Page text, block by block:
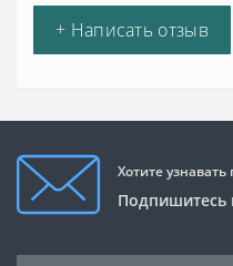
+ Написать отзыв
Хотите
Подпишитесь